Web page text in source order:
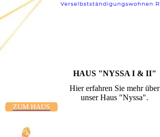
HAUS "NYSSA I & II"
Hier erfahren Sie mehr über
unser Haus "Nyssa".
ZUM HAUS